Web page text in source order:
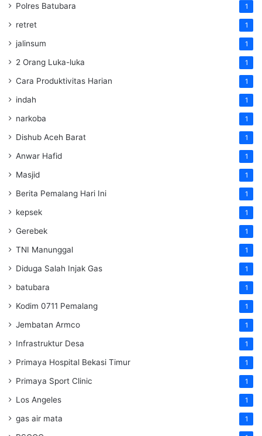
Polres Batubara 1
retret 1
jalinsum 1
2 Orang Luka-luka 1
Cara Produktivitas Harian 1
indah 1
narkoba 1
Dishub Aceh Barat 1
Anwar Hafid 1
Masjid 1
Berita Pemalang Hari Ini 1
kepsek 1
Gerebek 1
TNI Manunggal 1
Diduga Salah Injak Gas 1
batubara 1
Kodim 0711 Pemalang 1
Jembatan Armco 1
Infrastruktur Desa 1
Primaya Hospital Bekasi Timur 1
Primaya Sport Clinic 1
Los Angeles 1
gas air mata 1